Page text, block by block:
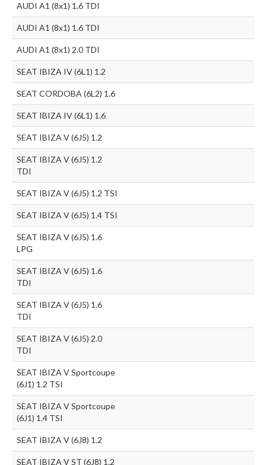
AUDI A1 (8x1) 1.6 TDI
AUDI A1 (8x1) 1.6 TDI
AUDI A1 (8x1) 2.0 TDI
SEAT IBIZA IV (6L1) 1.2
SEAT CORDOBA (6L2) 1.6
SEAT IBIZA IV (6L1) 1.6
SEAT IBIZA V (6J5) 1.2
SEAT IBIZA V (6J5) 1.2
TDI
SEAT IBIZA V (6J5) 1.2 TSI
SEAT IBIZA V (6J5) 1.4 TSI
SEAT IBIZA V (6J5) 1.6
LPG
SEAT IBIZA V (6J5) 1.6
TDI
SEAT IBIZA V (6J5) 1.6
TDI
SEAT IBIZA V (6J5) 2.0
TDI
SEAT IBIZA V Sportcoupe
(6J1) 1.2 TSI
SEAT IBIZA V Sportcoupe
(6J1) 1.4 TSI
SEAT IBIZA V (6J8) 1.2
SEAT IBIZA V ST (6J8) 1.2